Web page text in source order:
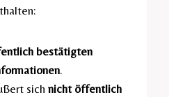
bestätigten
.
sich nicht öffentlich